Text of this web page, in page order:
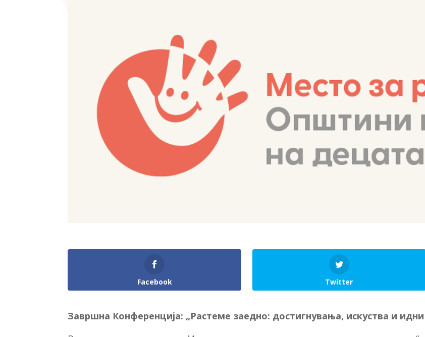
Facebook Twitter
Завршна Конференција: „Растеме заедно: достигнувања, искуства и